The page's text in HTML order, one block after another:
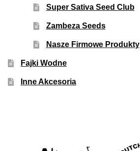
Super Sativa Seed Club
Zambeza Seeds
Nasze Firmowe Produkty
Fajki Wodne
Inne Akcesoria